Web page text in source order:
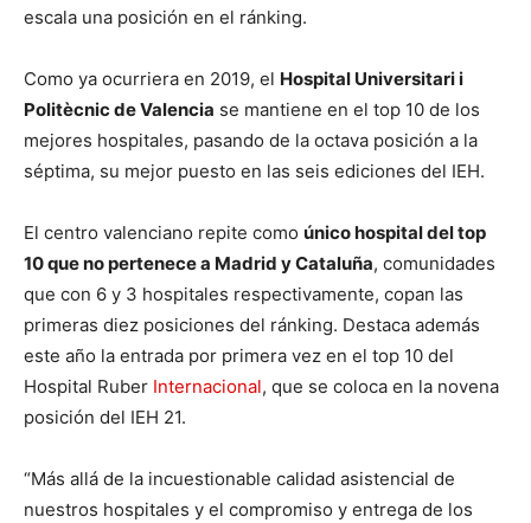
escala una posición en el ránking.
Como ya ocurriera en 2019, el Hospital Universitari i
Politècnic de Valencia se mantiene en el top 10 de los
mejores hospitales, pasando de la octava posición a la
séptima, su mejor puesto en las seis ediciones del IEH.
El centro valenciano repite como único hospital del top
10 que no pertenece a Madrid y Cataluña, comunidades
que con 6 y 3 hospitales respectivamente, copan las
primeras diez posiciones del ránking. Destaca además
este año la entrada por primera vez en el top 10 del
Hospital Ruber Internacional, que se coloca en la novena
posición del IEH 21.
“Más allá de la incuestionable calidad asistencial de
nuestros hospitales y el compromiso y entrega de los